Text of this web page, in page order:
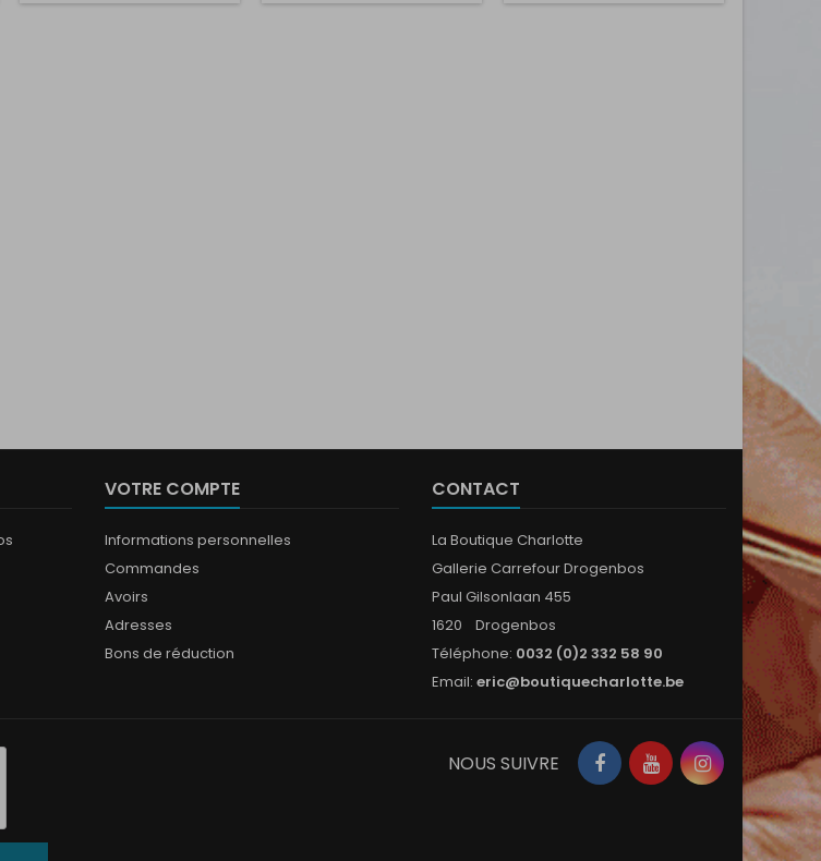
VOTRE COMPTE
Informations personnelles
Commandes
Avoirs
Adresses
Bons de réduction
CONTACT
La Boutique Charlotte
Gallerie Carrefour Drogenbos
Paul Gilsonlaan 455
1620 Drogenbos
Téléphone: 0032 (0)2 332 58 90
Email: eric@boutiquecharlotte.be
FacebookYouTubeInstagram
NOUS SUIVRE